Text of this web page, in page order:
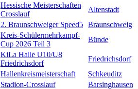
Hessische Meisterschaften
Crosslauf
Altenstadt
2. Braunschweiger Speed5 Braunschweig
Kreis-Schülermehrkampf-
Cup 2026 Teil 3
Bünde
KiLa Halle U10/U8
Friedrichsdorf
Friedrichsdorf
Hallenkreismeisterschaft
Schkeuditz
Stadion-Crosslauf Barsinghausen